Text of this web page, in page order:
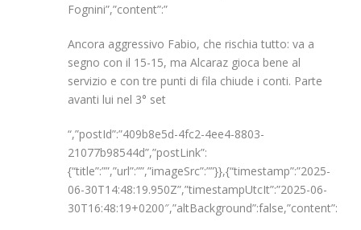
Fognini”,”content”:”
Ancora aggressivo Fabio, che rischia tutto: va a
segno con il 15-15, ma Alcaraz gioca bene al
servizio e con tre punti di fila chiude i conti. Parte
avanti lui nel 3° set
“,”postId”:”409b8e5d-4fc2-4ee4-8803-
21077b98544d”,”postLink”:
{“title”:””,”url”:””,”imageSrc”:””}},{“timestamp”:”2025-
06-30T14:48:19.950Z”,”timestampUtcIt”:”2025-06-
30T16:48:19+0200″,”altBackground”:false,”content”:”